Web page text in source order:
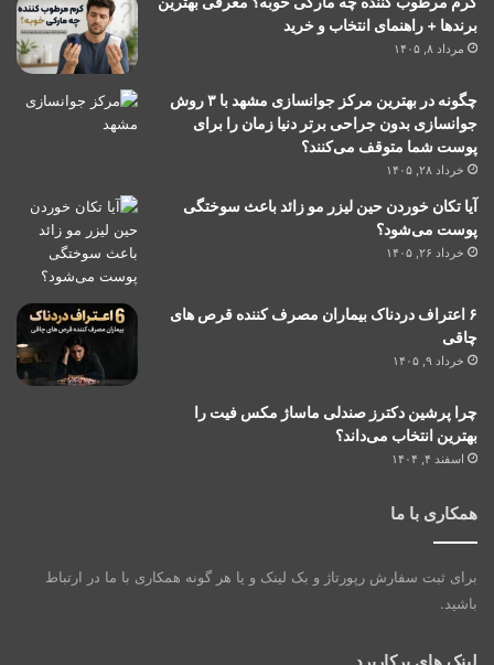
برندها + راهنمای انتخاب و خرید
مرداد ۸, ۱۴۰۵
چگونه در بهترین مرکز جوانسازی مشهد با ۳ روش
جوانسازی بدون جراحی برتر دنیا زمان را برای
پوست شما متوقف می‌کنند؟
خرداد ۲۸, ۱۴۰۵
آیا تکان خوردن حین لیزر مو زائد باعث سوختگی
پوست می‌شود؟
خرداد ۲۶, ۱۴۰۵
۶ اعتراف دردناک بیماران مصرف کننده قرص های
چاقی
خرداد ۹, ۱۴۰۵
چرا پرشین دکترز صندلی ماساژ مکس فیت را
بهترین انتخاب می‌داند؟
اسفند ۴, ۱۴۰۴
همکاری با ما
برای ثبت سفارش رپورتاژ و بک لینک و یا هر گونه همکاری با ما در ارتباط
باشید.
لینک های پرکاربرد